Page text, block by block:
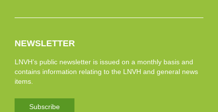
NEWSLETTER
LNVH’s public newsletter is issued on a monthly basis and
contains information relating to the LNVH and general news
items.
Subscribe